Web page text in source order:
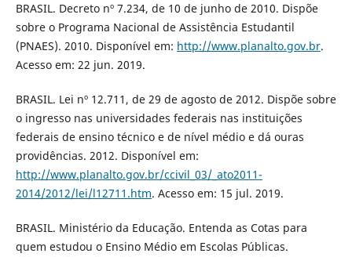
BRASIL. Decreto nº 7.234, de 10 de junho de 2010. Dispõe
sobre o Programa Nacional de Assistência Estudantil
(PNAES). 2010. Disponível em: http://www.planalto.gov.br.
Acesso em: 22 jun. 2019.
BRASIL. Lei nº 12.711, de 29 de agosto de 2012. Dispõe sobre
o ingresso nas universidades federais nas instituições
federais de ensino técnico e de nível médio e dá ouras
providências. 2012. Disponível em:
http://www.planalto.gov.br/ccivil_03/_ato2011-
2014/2012/lei/l12711.htm. Acesso em: 15 jul. 2019.
BRASIL. Ministério da Educação. Entenda as Cotas para
quem estudou o Ensino Médio em Escolas Públicas.